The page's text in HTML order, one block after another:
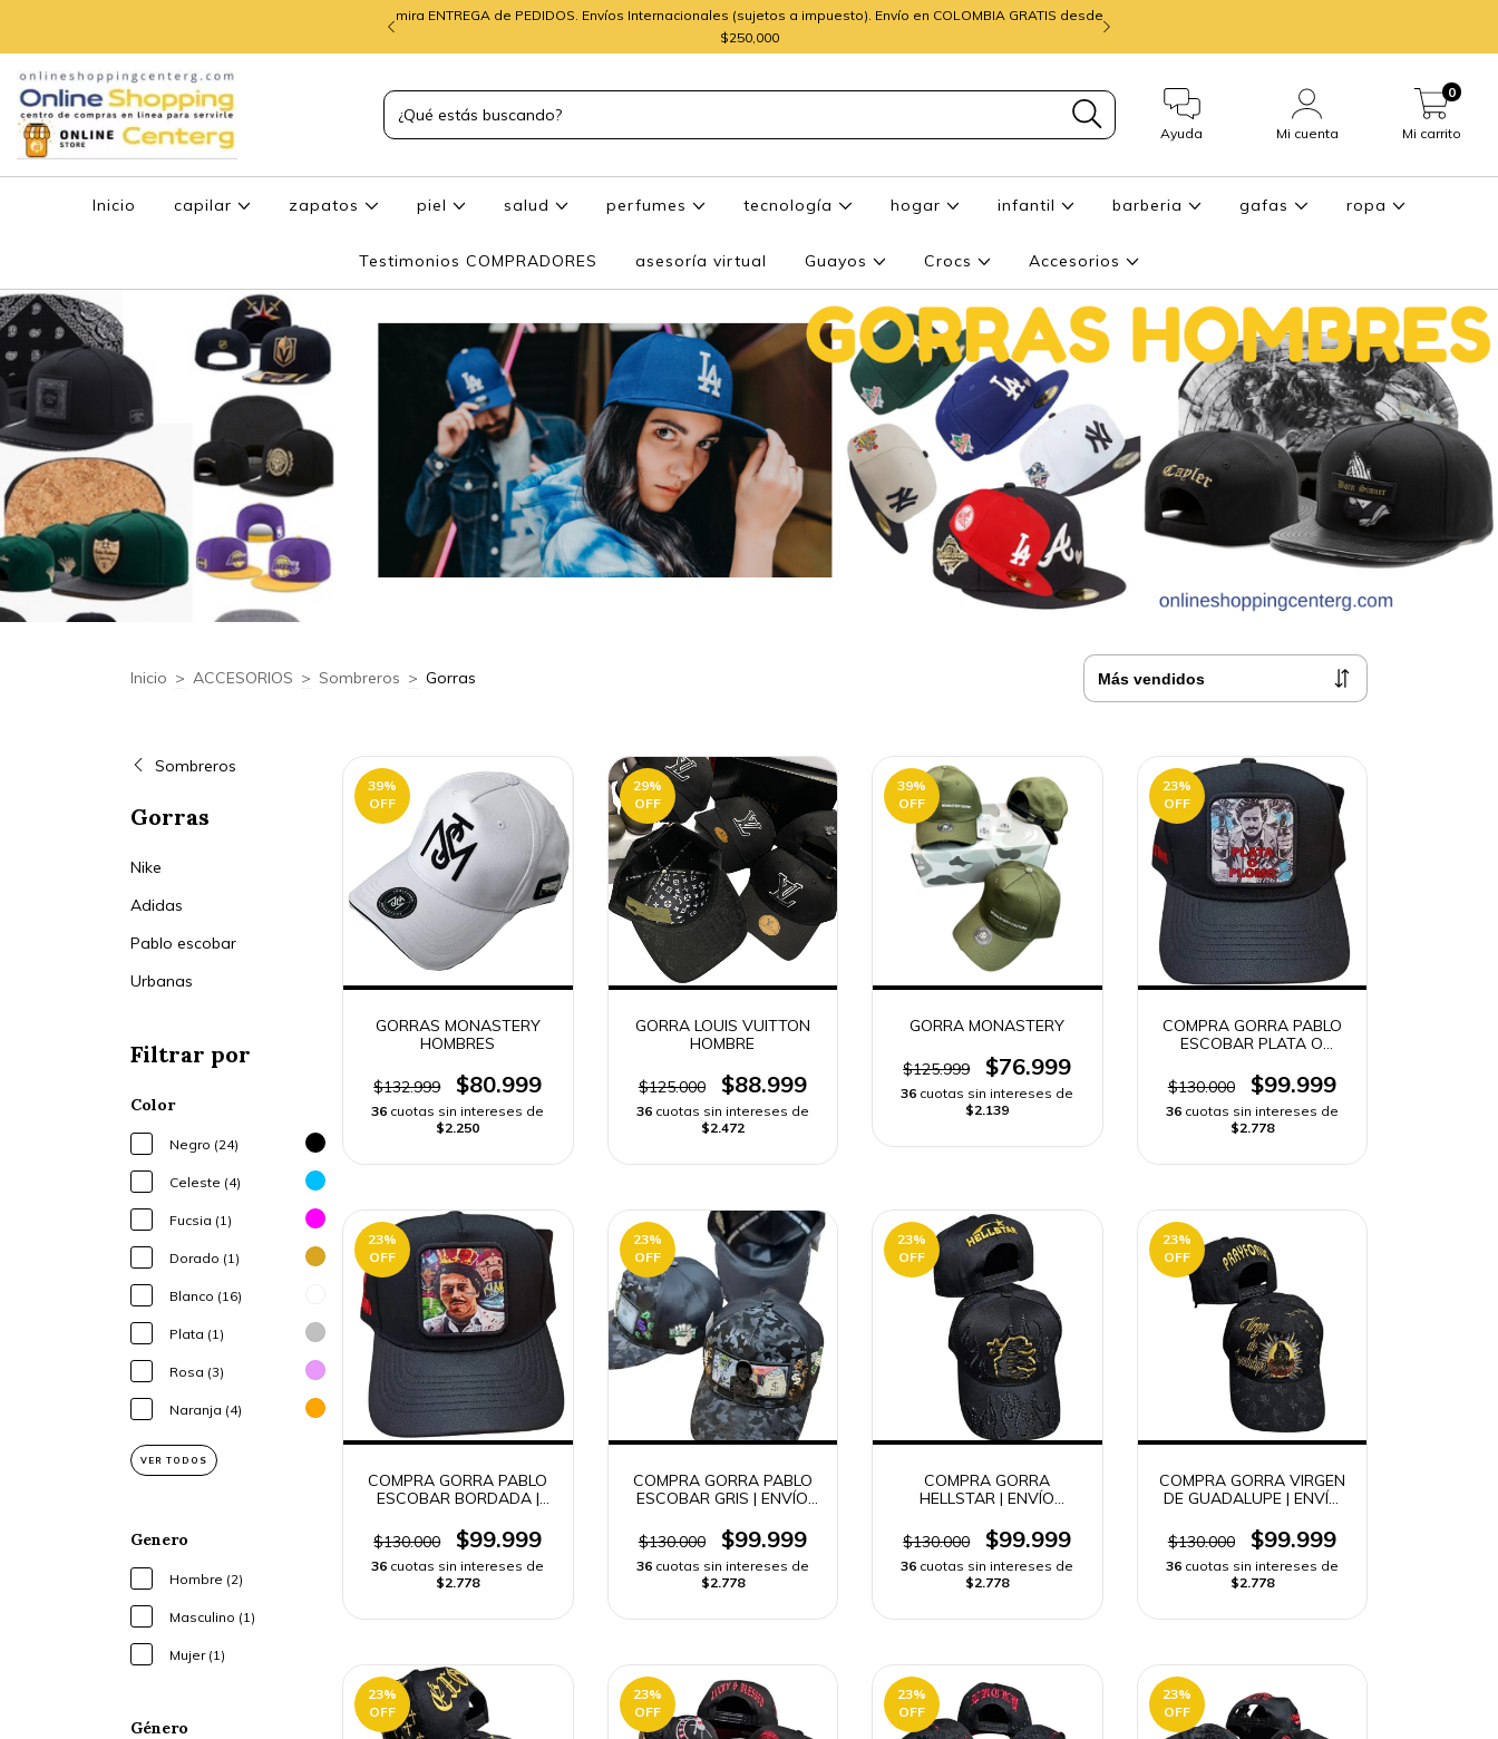
mira ENTREGA de PEDIDOS. Envíos Internacionales (sujetos a impuesto). Envío en COLOMBIA GRATIS desde
$250,000
Ayuda Mi cuenta Mi carrito
0
Inicio capilar zapatos piel salud perfumes tecnología hogar infantil barberia gafas ropa
Testimonios COMPRADORES asesoría virtual Guayos Crocs Accesorios
Inicio > ACCESORIOS > Sombreros > Gorras
Sombreros
Gorras
Nike
Adidas
Pablo escobar
Urbanas
Filtrar por
Color
Negro (24)
Celeste (4)
Fucsia (1)
Dorado (1)
Blanco (16)
Plata (1)
Rosa (3)
Naranja (4)
VER TODOS
Genero
Hombre (2)
Masculino (1)
Mujer (1)
Género
39%
OFF
GORRAS MONASTERY
HOMBRES
$132.999 $80.999
36 cuotas sin intereses de
$2.250
29%
OFF
GORRA LOUIS VUITTON
HOMBRE
$125.000 $88.999
36 cuotas sin intereses de
$2.472
39%
OFF
GORRA MONASTERY
$125.999 $76.999
36 cuotas sin intereses de
$2.139
23%
OFF
COMPRA GORRA PABLO
ESCOBAR PLATA O
$130.000
$99.999
36 cuotas sin intereses de
$2.778
23%
OFF
COMPRA GORRA PABLO
ESCOBAR BORDADA |
$130.000
$99.999
36 cuotas sin intereses de
$2.778
23%
OFF
COMPRA GORRA PABLO
ESCOBAR GRIS | ENVÍO
$130.000
$99.999
36 cuotas sin intereses de
$2.778
23%
OFF
COMPRA GORRA
HELLSTAR | ENVÍO
$130.000
$99.999
36 cuotas sin intereses de
$2.778
23%
OFF
COMPRA GORRA VIRGEN
DE GUADALUPE | ENVÍO
$130.000
$99.999
36 cuotas sin intereses de
$2.778
23%
OFF
23%
OFF
23%
OFF
23%
OFF